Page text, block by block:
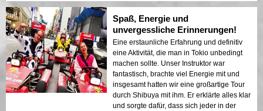
Spaß, Energie und
unvergessliche Erinnerungen!
Eine erstaunliche Erfahrung und definitiv
eine Aktivität, die man in Tokio unbedingt
machen sollte. Unser Instruktor war
fantastisch, brachte viel Energie mit und
insgesamt hatten wir eine großartige Tour
durch Shibuya mit ihm. Er erklärte alles klar
und sorgte dafür, dass sich jeder in der